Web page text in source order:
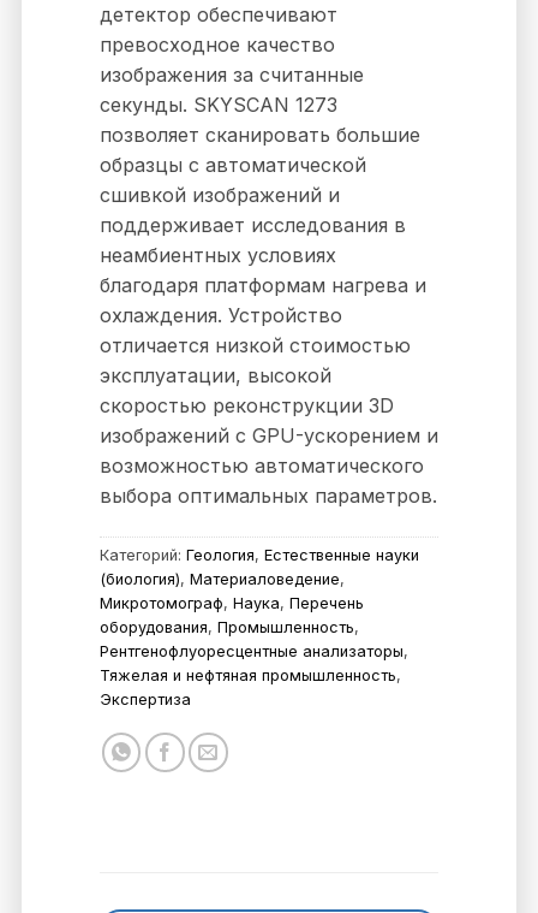
детектор обеспечивают
превосходное качество
изображения за считанные
секунды. SKYSCAN 1273
позволяет сканировать большие
образцы с автоматической
сшивкой изображений и
поддерживает исследования в
неамбиентных условиях
благодаря платформам нагрева и
охлаждения. Устройство
отличается низкой стоимостью
эксплуатации, высокой
скоростью реконструкции 3D
изображений с GPU-ускорением и
возможностью автоматического
выбора оптимальных параметров.
Категорий: Геология, Естественные науки
(биология), Материаловедение,
Микротомограф, Наука, Перечень
оборудования, Промышленность,
Рентгенофлуоресцентные анализаторы,
Тяжелая и нефтяная промышленность,
Экспертиза